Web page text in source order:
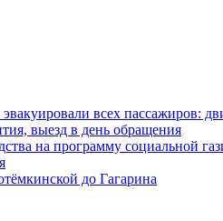
всех пассажиров:
выезд в день обращения
на программу социальной
до Гагарина